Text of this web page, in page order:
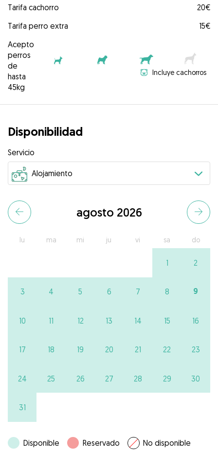
Tarifa cachorro
20€
Tarifa perro extra
15€
Acepto
perros
de
hasta
45kg
Incluye cachorros
Disponibilidad
Servicio
agosto 2026
lu ma mi ju vi sa do
1 2
3 4 5 6 7 8 9
10 11 12 13 14 15 16
17 18 19 20 21 22 23
24 25 26 27 28 29 30
31
Disponible Reservado No disponible